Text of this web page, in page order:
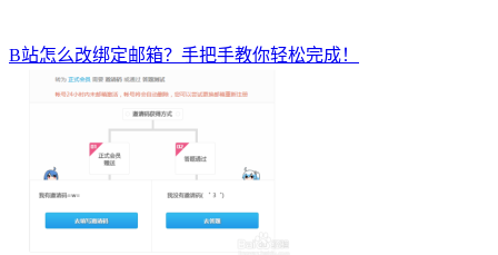
B站怎么改绑定邮箱？手把手教你轻松完成！